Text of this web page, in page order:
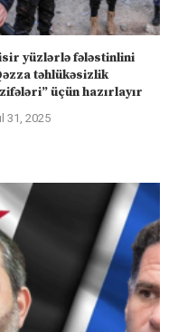
yüzlərlə fələstinlini
təhlükəsizlik
üçün hazırlayır
31, 2025